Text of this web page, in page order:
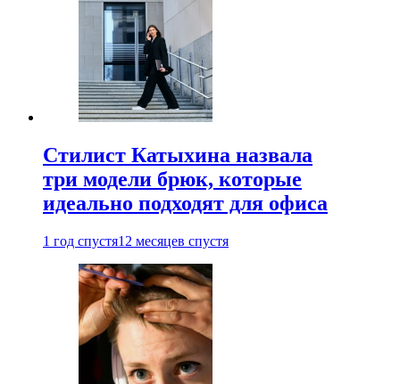
Стилист Катыхина назвала
три модели брюк, которые
идеально подходят для офиса
1 год спустя12 месяцев спустя